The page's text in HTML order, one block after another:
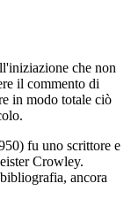
che non
il commento di
in modo totale ciò
fu uno scrittore e
Crowley.
ancora